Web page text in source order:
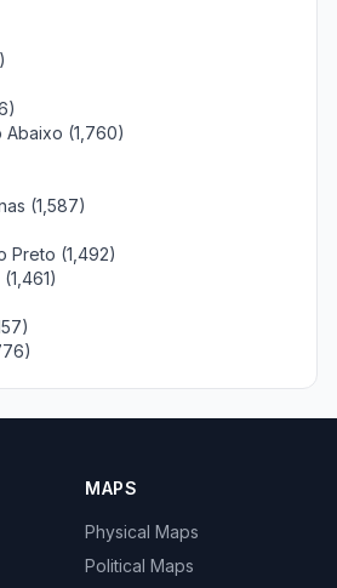
Abaixo (1,760)
(1,587)
Preto (1,492)
MAPS
Physical Maps
Political Maps